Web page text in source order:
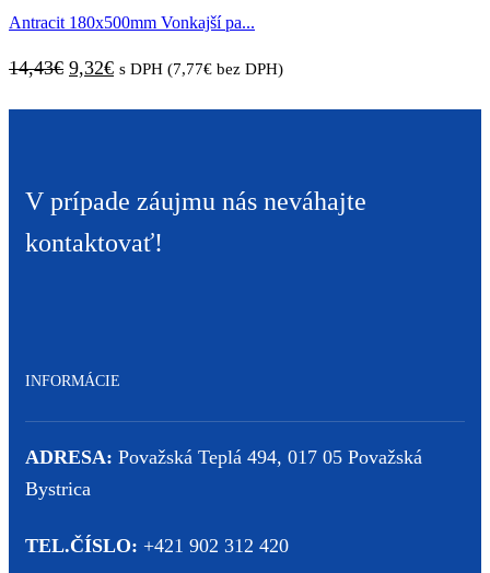
14,01€.8,93€.
Antracit 180x500mm Vonkajší pa...
14,43€ Pôvodná
9,32€Aktuálna
s DPH (7,77€ bez DPH)
V prípade záujmu nás neváhajte
kontaktovať!
INFORMÁCIE
ADRESA: Považská Teplá 494, 017 05 Považská
Bystrica
TEL.ČÍSLO: +421 902 312 420